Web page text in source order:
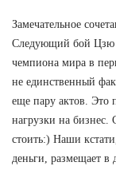
Замечательное
Следующий бой Цзю
чемпиона мира в
не единственный
еще пару актов. Это
нагрузки на бизнес.
стоить:) Наши
деньги, размещает в